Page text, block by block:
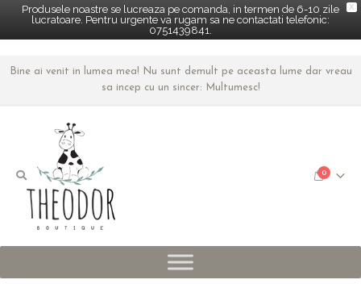
X
Produsele noastre se lucreaza pe comanda, in termen de 6-10 zile
lucratoare. Pentru urgente va rugam sa ne contactati telefonic:
0751439841.
Bine ai venit in lumea mea! Nu sunt demult pe aceasta lume dar vreau
sa incep cu un sincer: Multumesc!
0